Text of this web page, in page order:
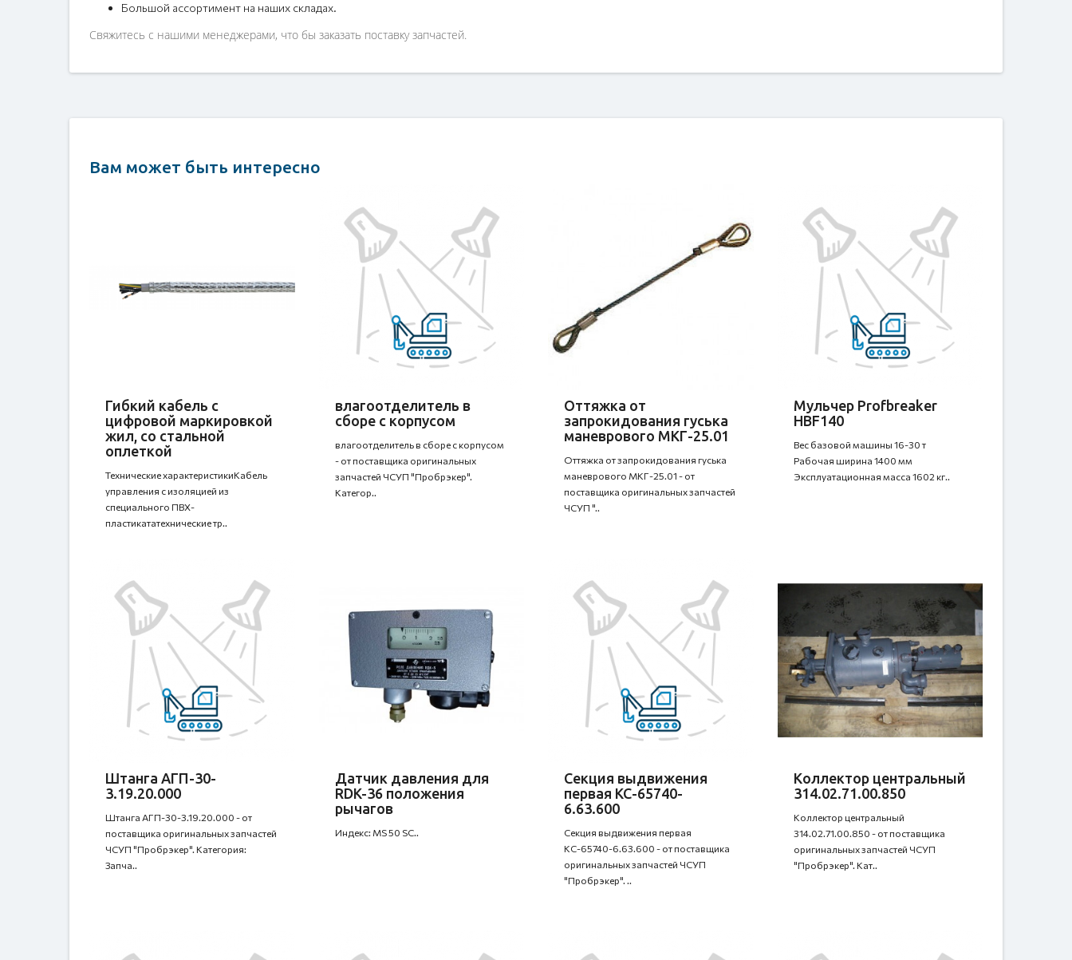
Большой ассортимент на наших складах.
Свяжитесь с нашими менеджерами, что бы заказать поставку запчастей.
Вам может быть интересно
Гибкий кабель с
цифровой маркировкой
жил, со стальной
оплеткой
Технические характеристикиКабель
управления с изоляцией из
специального ПВХ-
пластикататехнические тр..
влагоотделитель в
сборе с корпусом
влагоотделитель в сборе с корпусом
- от поставщика оригинальных
запчастей ЧСУП "Пробрэкер".
Категор..
Оттяжка от
запрокидования гуська
маневрового МКГ-25.01
Оттяжка от запрокидования гуська
маневрового МКГ-25.01 - от
поставщика оригинальных запчастей
ЧСУП "..
Мульчер Profbreaker
HBF140
Вес базовой машины 16-30 т
Рабочая ширина 1400 мм
Эксплуатационная масса 1602 кг..
Штанга АГП-30-
3.19.20.000
Штанга АГП-30-3.19.20.000 - от
поставщика оригинальных запчастей
ЧСУП "Пробрэкер". Категория:
Запча..
Датчик давления для
RDK-36 положения
рычагов
Индекс: MS 50 SC..
Секция выдвижения
первая КС-65740-
6.63.600
Секция выдвижения первая
КС-65740-6.63.600 - от поставщика
оригинальных запчастей ЧСУП
"Пробрэкер". ..
Коллектор центральный
314.02.71.00.850
Коллектор центральный
314.02.71.00.850 - от поставщика
оригинальных запчастей ЧСУП
"Пробрэкер". Кат..